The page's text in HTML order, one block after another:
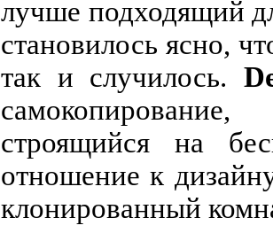
лучше подходящий
становилось ясно,
так и случилось.
строящийся на
отношение к
клонированный